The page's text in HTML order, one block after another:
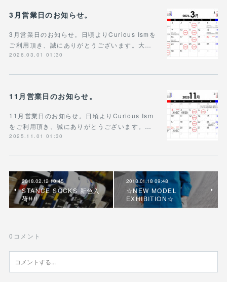
3月営業日のお知らせ。
3月営業日のお知らせ。日頃よりCurious Ismを
ご利用頂き、誠にありがとうございます。大…
2026.03.01 01:30
11月営業日のお知らせ。
11月営業日のお知らせ。日頃よりCurious Ism
をご利用頂き、誠にありがとうございます。…
2025.11.01 01:30
2018.02.12 10:45
STANCE SOCKS 新色入
荷!!!!
2018.01.18 09:48
☆NEW MODEL
EXHIBITION☆
0 コメント